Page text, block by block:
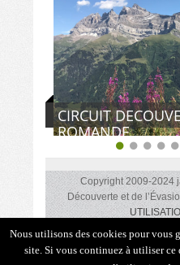
CIRCUIT
ROMANDE
Copyright 2009-2024
Découverte et de
Des coups de cœurs, des
des idées de circuits,
reportages sur les
Nous utilisons des cookies pour vous
site. Si vous continuez à utiliser ce